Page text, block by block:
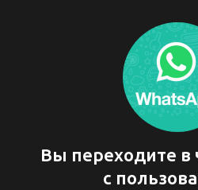
Вы переходите в
с